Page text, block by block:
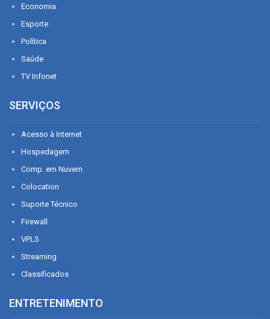
Economia
Esporte
Política
Saúde
TV Infonet
SERVIÇOS
Acesso à Internet
Hospedagem
Comp. em Nuvem
Colocation
Suporte Técnico
Firewall
VPLS
Streaming
Classificados
ENTRETENIMENTO